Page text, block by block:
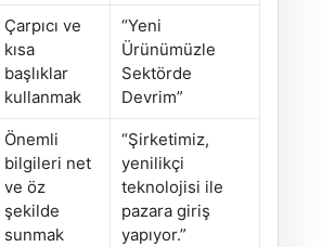
Çarpıcı ve
kısa
başlıklar
kullanmak
“Yeni
Ürünümüzle
Sektörde
Devrim”
Önemli
bilgileri net
ve öz
şekilde
sunmak
“Şirketimiz,
yenilikçi
teknolojisi ile
pazara giriş
yapıyor.”